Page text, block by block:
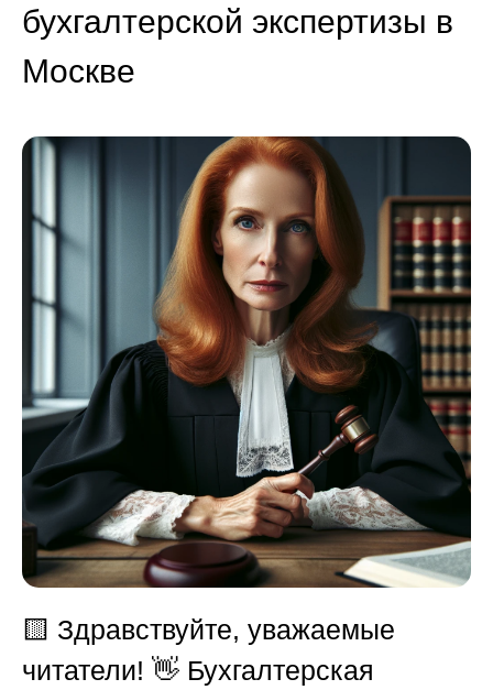
бухгалтерской экспертизы в
Москве
🟨 Здравствуйте, уважаемые
читатели! 👋 Бухгалтерская